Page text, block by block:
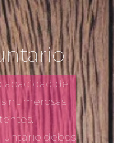
de
numerosas
debes